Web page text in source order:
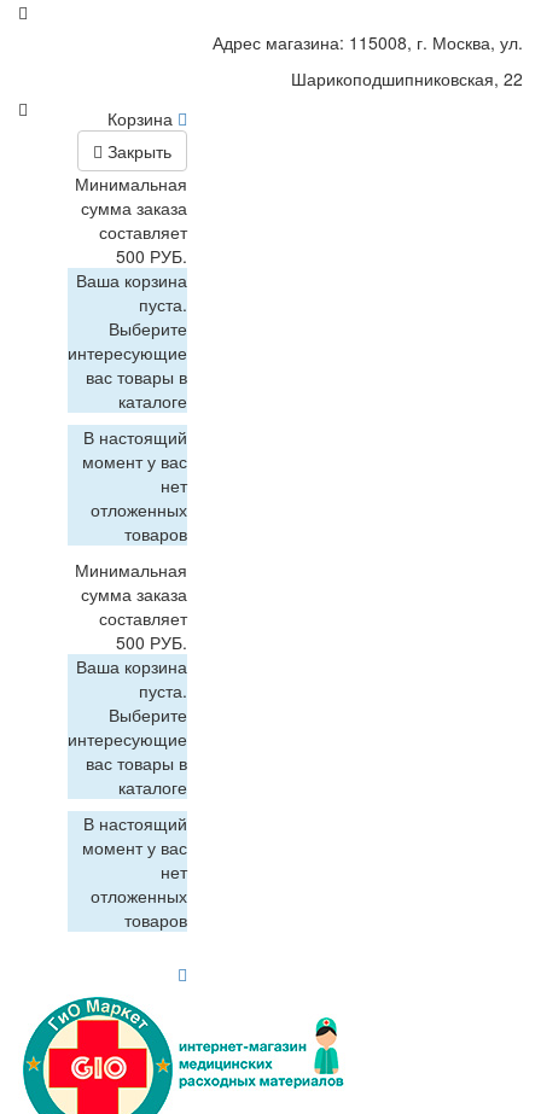
Адрес магазина: 115008, г. Москва, ул.
Шарикоподшипниковская, 22
Корзина
Закрыть
Минимальная
сумма заказа
составляет
500 РУБ.
Ваша корзина
пуста.
Выберите
интересующие
вас товары в
каталоге
В настоящий
момент у вас
нет
отложенных
товаров
Минимальная
сумма заказа
составляет
500 РУБ.
Ваша корзина
пуста.
Выберите
интересующие
вас товары в
каталоге
В настоящий
момент у вас
нет
отложенных
товаров